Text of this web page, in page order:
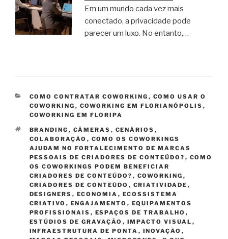
Em um mundo cada vez mais
conectado, a privacidade pode
parecer um luxo. No entanto,…
CATEGORIAS
COMO CONTRATAR COWORKING , COMO USAR O
COWORKING , COWORKING EM FLORIANÓPOLIS ,
COWORKING EM FLORIPA
TAGS
BRANDING , CÂMERAS , CENÁRIOS ,
COLABORAÇÃO , COMO OS COWORKINGS
AJUDAM NO FORTALECIMENTO DE MARCAS
PESSOAIS DE CRIADORES DE CONTEÚDO? , COMO
OS COWORKINGS PODEM BENEFICIAR
CRIADORES DE CONTEÚDO? , COWORKING ,
CRIADORES DE CONTEÚDO , CRIATIVIDADE ,
DESIGNERS , ECONOMIA , ECOSSISTEMA
CRIATIVO , ENGAJAMENTO , EQUIPAMENTOS
PROFISSIONAIS , ESPAÇOS DE TRABALHO ,
ESTÚDIOS DE GRAVAÇÃO , IMPACTO VISUAL ,
INFRAESTRUTURA DE PONTA , INOVAÇÃO ,